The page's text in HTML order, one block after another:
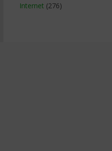
Internet (276)